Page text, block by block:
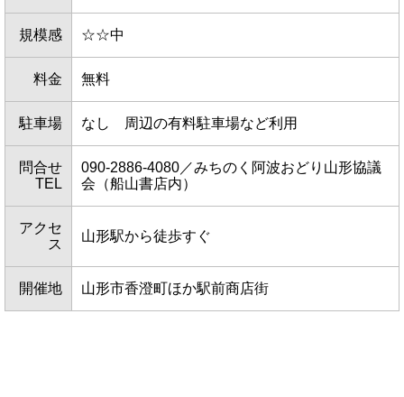
規模感 ☆☆中
料金 無料
駐車場 なし 周辺の有料駐車場など利用
問合せ
TEL
090-2886-4080／みちのく阿波おどり山形協議
会（船山書店内）
アクセ
ス
山形駅から徒歩すぐ
開催地 山形市香澄町ほか駅前商店街